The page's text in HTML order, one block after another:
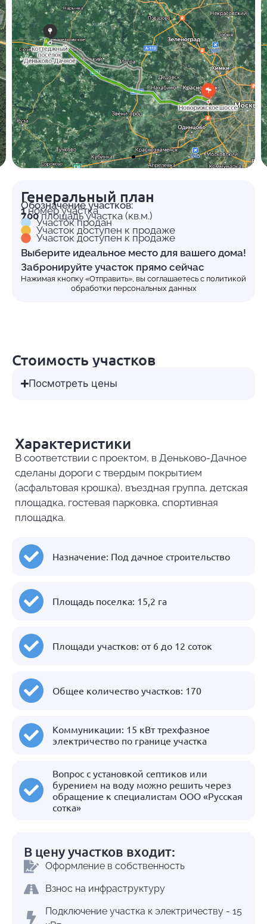
Генеральный план
Обозначение участков:
1номер участка
700площадь участка (кв.м.)
Участок продан
Участок доступен к продаже
Участок доступен к продаже
Выберите идеальное место для вашего дома!
Забронируйте участок прямо сейчас
Нажимая кнопку «Отправить», вы соглашаетесь с политикой
обработки персональных данных
Стоимость участков
Посмотреть цены
Характеристики
В соответствии с проектом, в Деньково-Дачное
сделаны дороги с твердым покрытием
(асфальтовая крошка), въездная группа, детская
площадка, гостевая парковка, спортивная
площадка.
Назначение: Под дачное строительство
Площадь поселка: 15,2 га
Площади участков: от 6 до 12 соток
Общее количество участков: 170
Коммуникации: 15 кВт трехфазное
электричество по границе участка
Вопрос с установкой септиков или
бурением на воду можно решить через
обращение к специалистам ООО «Русская
сотка»
В цену участков входит:
Оформление в собственность
Взнос на инфраструктуру
Подключение участка к электричеству - 15